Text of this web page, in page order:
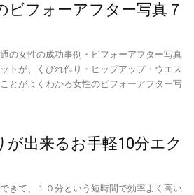
フォーアフター写真７
の女性の成功事例・ビフォーアフター写真
トが、くびれ作り・ヒップアップ・ウエス
とがよくわかる女性のビフォーアフター写
出来るお手軽10分エク
きて、１０分という短時間で効率よく高い